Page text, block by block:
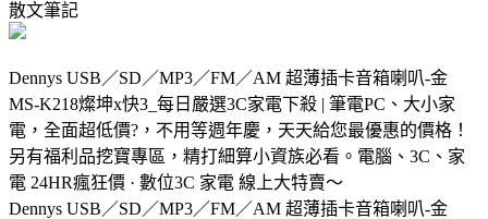
散文筆記
Dennys USB／SD／MP3／FM／AM 超薄插卡音箱喇叭-金
MS-K218燦坤x快3_每日嚴選3C家電下殺 | 筆電PC、大小家
電，全面超低價?，不用等週年慶，天天給您最優惠的價格！
另有福利品挖寶專區，精打細算小資族必看。電腦、3C、家
電 24HR瘋狂價 · 數位3C 家電 線上大特賣～
Dennys USB／SD／MP3／FM／AM 超薄插卡音箱喇叭-金